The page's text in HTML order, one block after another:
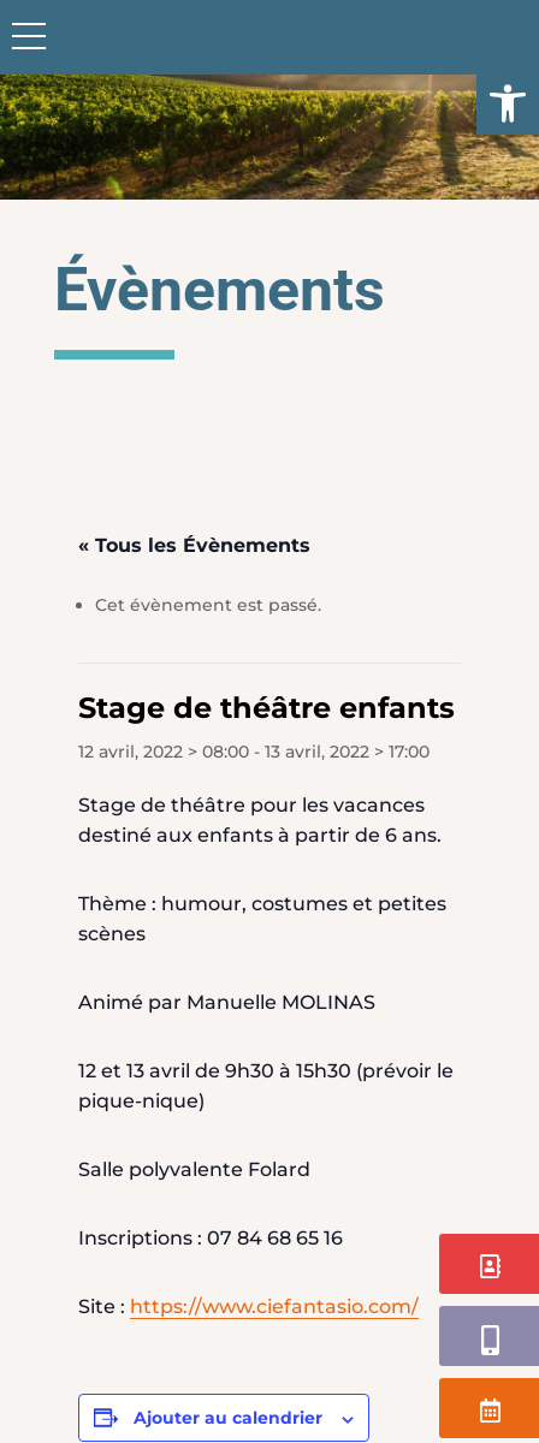
Ouvrir
Évènements
« Tous les Évènements
Cet évènement est passé.
Stage de théâtre enfants
12 avril, 2022 > 08:00- 13 avril, 2022 > 17:00
Stage de théâtre pour les vacances
destiné aux enfants à partir de 6 ans.
Thème : humour, costumes et petites
scènes
Animé par Manuelle MOLINAS
12 et 13 avril de 9h30 à 15h30 (prévoir le
pique-nique)
Salle polyvalente Folard
Inscriptions : 07 84 68 65 16
Site : https://www.ciefantasio.com/
Ajouter au calendrier
Contact
Application
Agenda